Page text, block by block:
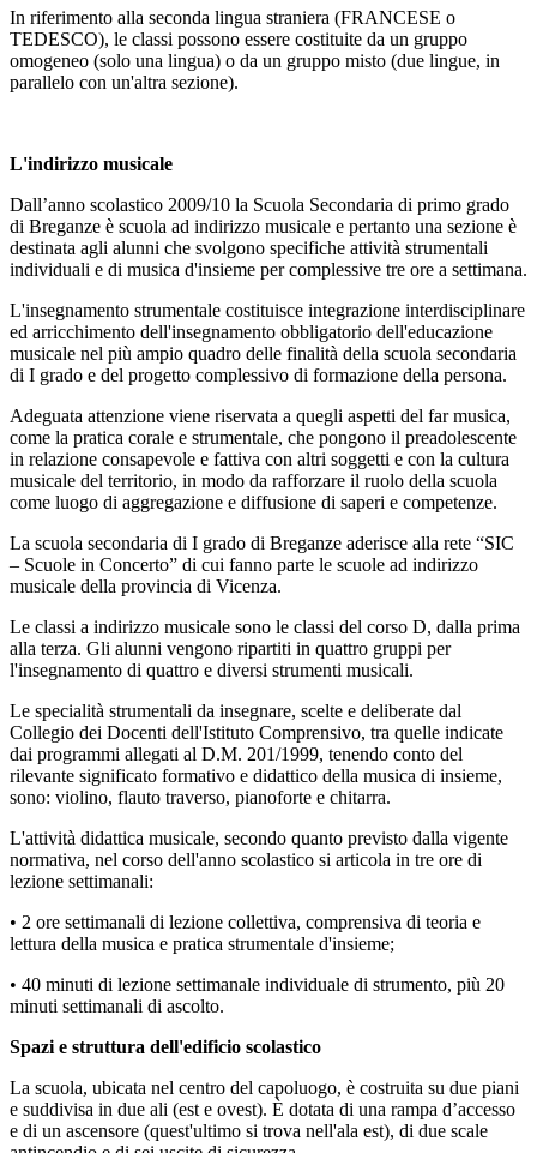
In riferimento alla seconda lingua straniera (FRANCESE o
TEDESCO), le classi possono essere costituite da un gruppo
omogeneo (solo una lingua) o da un gruppo misto (due lingue, in
parallelo con un'altra sezione).
L'indirizzo musicale
Dall’anno scolastico 2009/10 la Scuola Secondaria di primo grado
di Breganze è scuola ad indirizzo musicale e pertanto una sezione è
destinata agli alunni che svolgono specifiche attività strumentali
individuali e di musica d'insieme per complessive tre ore a settimana.
L'insegnamento strumentale costituisce integrazione interdisciplinare
ed arricchimento dell'insegnamento obbligatorio dell'educazione
musicale nel più ampio quadro delle finalità della scuola secondaria
di I grado e del progetto complessivo di formazione della persona.
Adeguata attenzione viene riservata a quegli aspetti del far musica,
come la pratica corale e strumentale, che pongono il preadolescente
in relazione consapevole e fattiva con altri soggetti e con la cultura
musicale del territorio, in modo da rafforzare il ruolo della scuola
come luogo di aggregazione e diffusione di saperi e competenze.
La scuola secondaria di I grado di Breganze aderisce alla rete “SIC
– Scuole in Concerto” di cui fanno parte le scuole ad indirizzo
musicale della provincia di Vicenza.
Le classi a indirizzo musicale sono le classi del corso D, dalla prima
alla terza. Gli alunni vengono ripartiti in quattro gruppi per
l'insegnamento di quattro e diversi strumenti musicali.
Le specialità strumentali da insegnare, scelte e deliberate dal
Collegio dei Docenti dell'Istituto Comprensivo, tra quelle indicate
dai programmi allegati al D.M. 201/1999, tenendo conto del
rilevante significato formativo e didattico della musica di insieme,
sono: violino, flauto traverso, pianoforte e chitarra.
L'attività didattica musicale, secondo quanto previsto dalla vigente
normativa, nel corso dell'anno scolastico si articola in tre ore di
lezione settimanali:
• 2 ore settimanali di lezione collettiva, comprensiva di teoria e
lettura della musica e pratica strumentale d'insieme;
• 40 minuti di lezione settimanale individuale di strumento, più 20
minuti settimanali di ascolto.
Spazi e struttura dell'edificio scolastico
La scuola, ubicata nel centro del capoluogo, è costruita su due piani
e suddivisa in due ali (est e ovest). È dotata di una rampa d’accesso
e di un ascensore (quest'ultimo si trova nell'ala est), di due scale